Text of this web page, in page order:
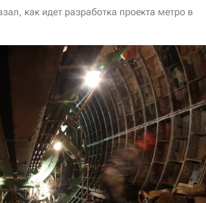
как идет разработка проекта метро в